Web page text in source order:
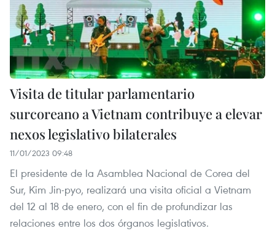
Visita de titular parlamentario
surcoreano a Vietnam contribuye a elevar
nexos legislativo bilaterales
11/01/2023 09:48
El presidente de la Asamblea Nacional de Corea del
Sur, Kim Jin-pyo, realizará una visita oficial a Vietnam
del 12 al 18 de enero, con el fin de profundizar las
relaciones entre los dos órganos legislativos.